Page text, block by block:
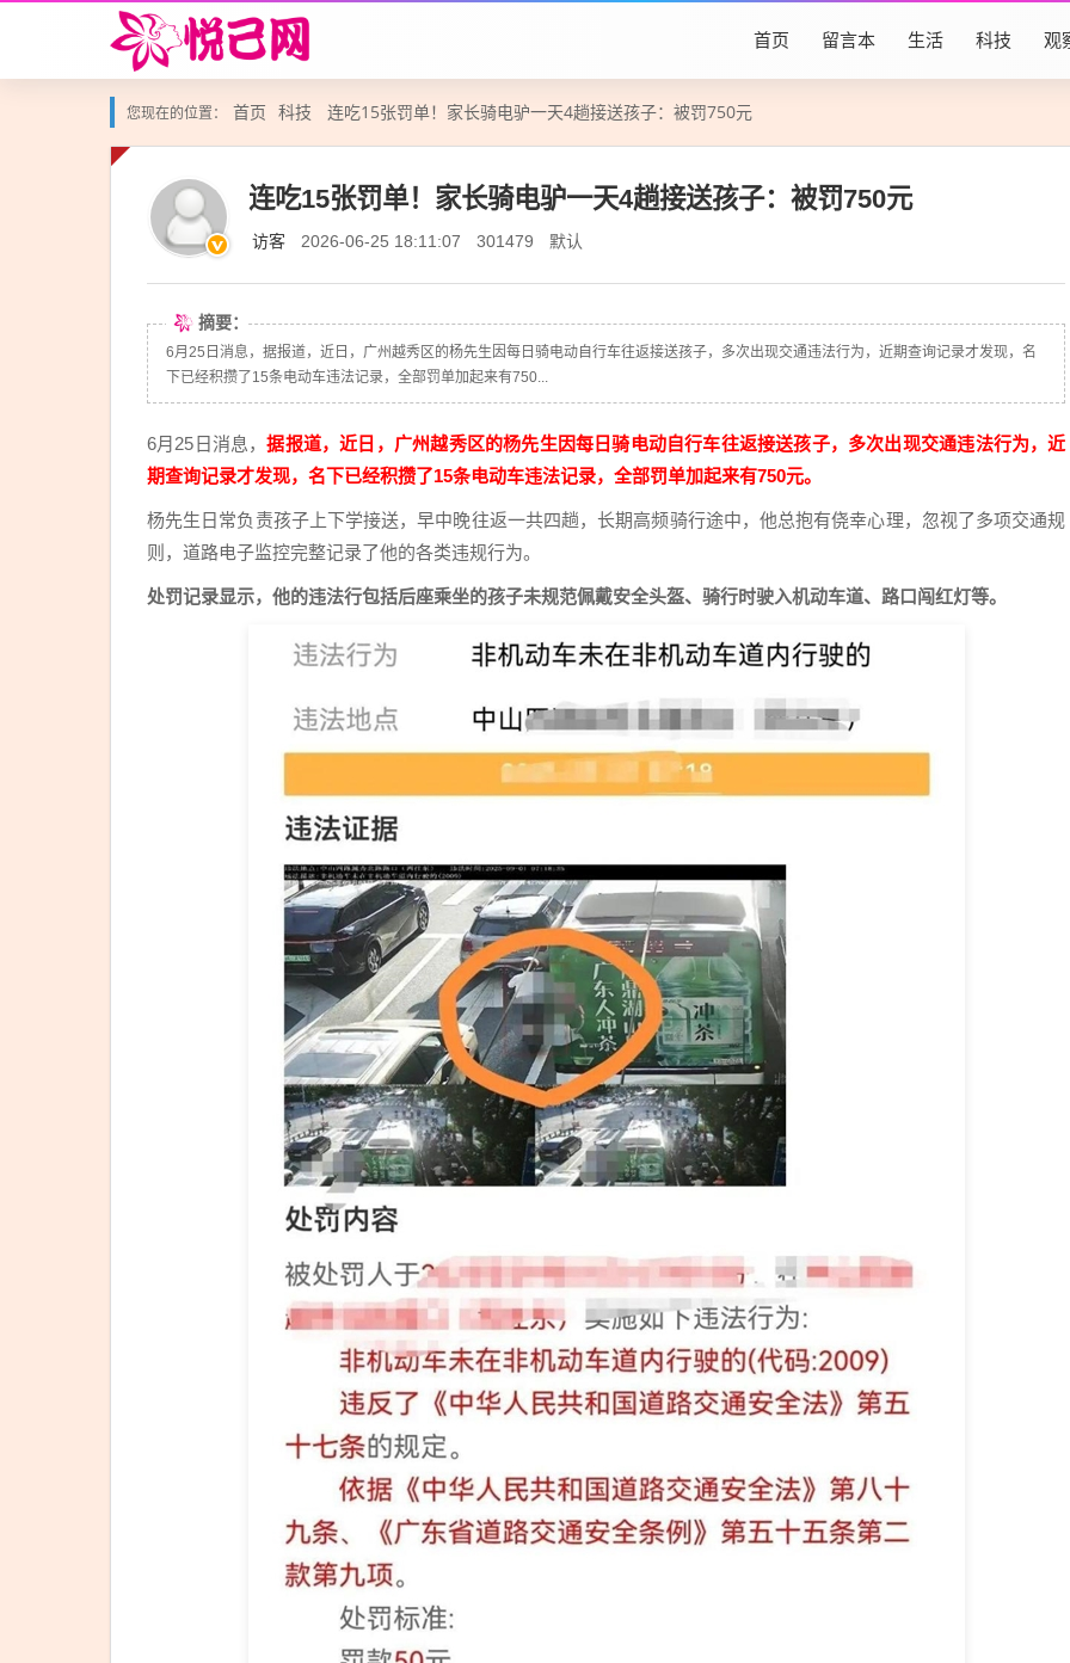
首页 留言本 生活 科技 观
您现在的位置： 首页 科技 连吃15张罚单！家长骑电驴一天4趟接送孩子：被罚750元
连吃15张罚单！家长骑电驴一天4趟接送孩子：被罚750元
访客 2026-06-25 18:11:07 301479 默认
摘要：
6月25日消息，据报道，近日，广州越秀区的杨先生因每日骑电动自行车往返接送孩子，多次出现交通违法行为，近期查询记录才发现，名
下已经积攒了15条电动车违法记录，全部罚单加起来有750...
6月25日消息，据报道，近日，广州越秀区的杨先生因每日骑电动自行车往返接送孩子，多次出现交通违法行为，近
期查询记录才发现，名下已经积攒了15条电动车违法记录，全部罚单加起来有750元。
杨先生日常负责孩子上下学接送，早中晚往返一共四趟，长期高频骑行途中，他总抱有侥幸心理，忽视了多项交通规
则，道路电子监控完整记录了他的各类违规行为。
处罚记录显示，他的违法行包括后座乘坐的孩子未规范佩戴安全头盔、骑行时驶入机动车道、路口闯红灯等。